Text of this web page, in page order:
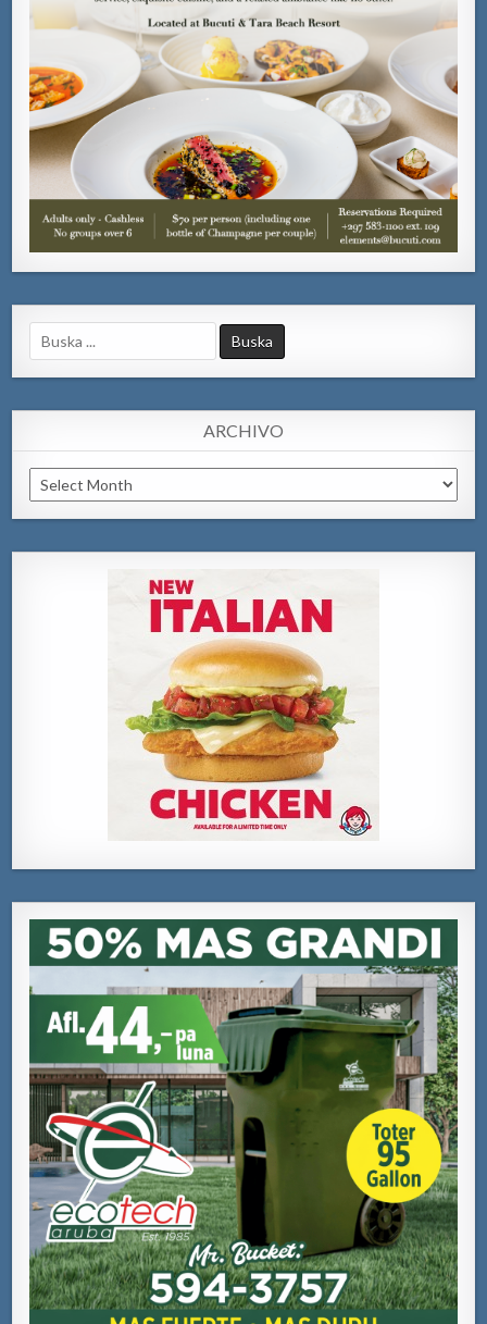
Search
for:
ARCHIVO
Archivo